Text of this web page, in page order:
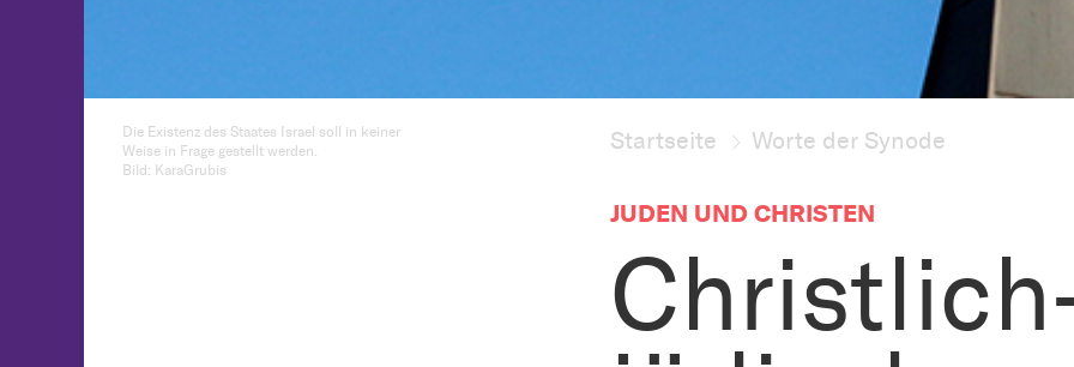
Die Existenz des Staates Israel soll in keiner
Weise in Frage gestellt werden.
Bild: KaraGrubis
Startseite Worte der Synode
JUDEN UND CHRISTEN